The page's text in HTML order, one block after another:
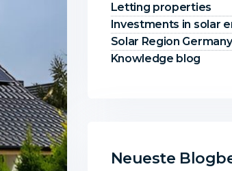
Letting properties
Investments in solar
Solar Region Germany
Knowledge blog
Neueste